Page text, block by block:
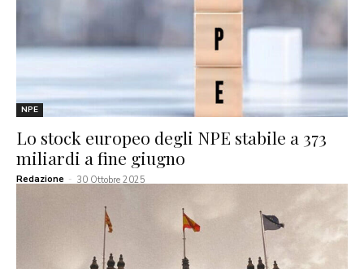
NPE
Lo stock europeo degli NPE stabile a 373
miliardi a fine giugno
Redazione - 30 Ottobre 2025